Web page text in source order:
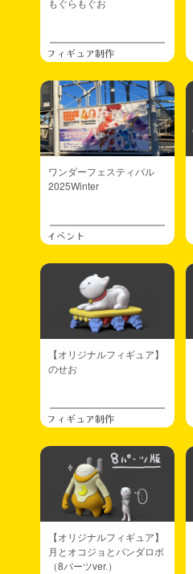
もぐらもぐお
フィギュア制作
ワンダーフェスティバル
2025Winter
イベント
【オリジナルフィギュア】
のせお
フィギュア制作
【オリジナルフィギュア】
月とオコジョとパンダロボ
（8パーツver.）